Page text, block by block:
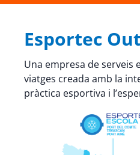
Esportec
Una empresa de serveis
viatges creada amb la
pràctica esportiva i